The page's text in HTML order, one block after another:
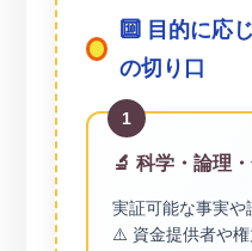
🔟 目的に応
の切り口
1
🔬 科学・論理
実証可能な事実や
⚠️ 資金提供者や